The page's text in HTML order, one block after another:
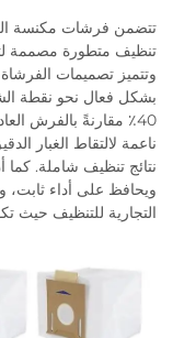
تتضمن فرشات مكنسة
تنظيف متطورة مصممة
بشكل فعال نحو نقطة
40٪ مقارنةً بالفرش
ناعمة لالتقاط الغبار
نتائج تنظيف شاملة.
ويحافظ على أداء
التجارية للتنظيف حيث